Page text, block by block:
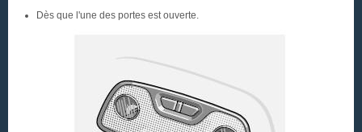
Dès que l'une des portes est ouverte.